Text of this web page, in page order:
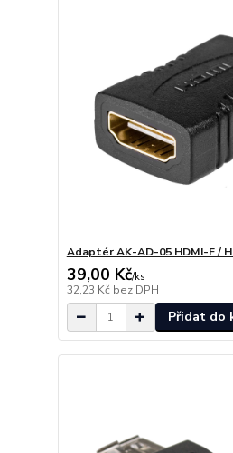
Adaptér AK-AD-05 HDMI-F /
39,00 Kč/ks
32,23 Kč bez DPH
Přidat do